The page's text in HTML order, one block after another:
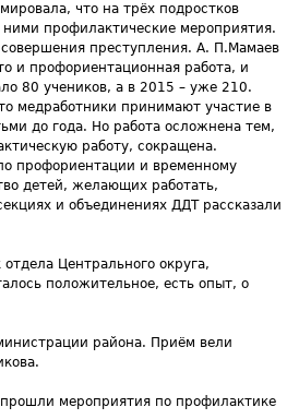
что на трёх подростков
профилактические мероприятия.
преступления. А. П.Мамаев
и профориентационная работа, и
80 учеников, а в 2015 – уже 210.
медработники принимают участие в
до года. Но работа осложнена тем,
работу, сокращена.
профориентации и временному
детей, желающих работать,
и объединениях ДДТ рассказали
Центрального округа,
положительное, есть опыт, о
района. Приём вели
мероприятия по профилактике